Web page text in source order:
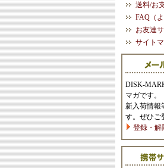
送料/お
FAQ（
お友達
サイト
DISK-
マガです。
新入荷情報
す。ぜひご
登録・解